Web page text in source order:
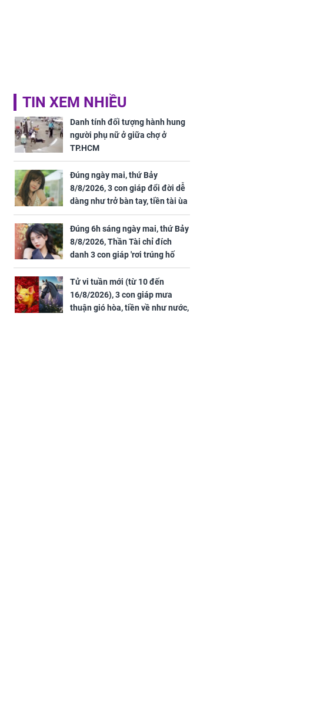
TIN XEM NHIỀU
Danh tính đối tượng hành hung
người phụ nữ ở giữa chợ ở
TP.HCM
Đúng ngày mai, thứ Bảy
8/8/2026, 3 con giáp đổi đời dễ
dàng như trở bàn tay, tiền tài ùa
tới, ngồi không lộc cũng đến,
phú quý theo tới già
Đúng 6h sáng ngày mai, thứ Bảy
8/8/2026, Thần Tài chỉ đích
danh 3 con giáp 'rơi trúng hố
vàng', tiền bạc ùa về nhà 'như lũ
cuốn', vươn mình thành đại gia
trong phút chốc
Tử vi tuần mới (từ 10 đến
16/8/2026), 3 con giáp mưa
thuận gió hòa, tiền về như nước,